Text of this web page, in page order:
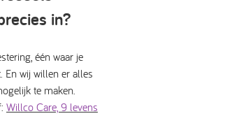
in?
één waar je
En wij willen er alles
te maken.
Willco Care, 9 levens